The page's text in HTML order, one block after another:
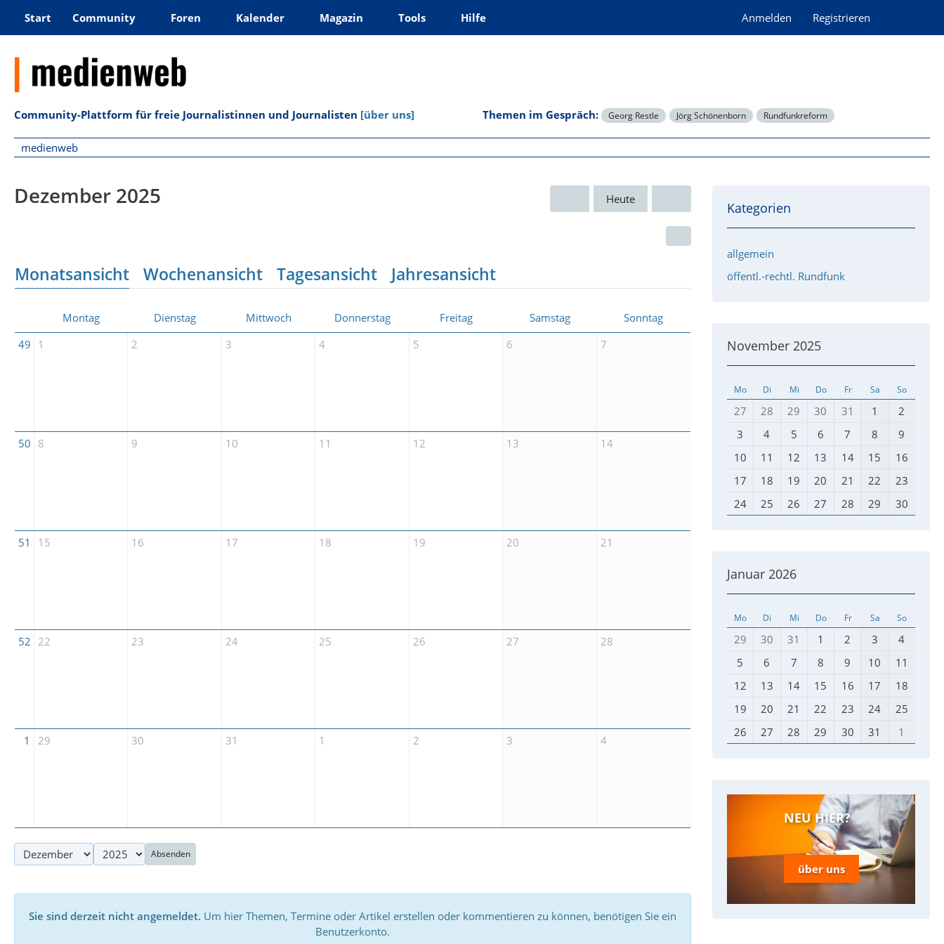
Start Community Foren Kalender Magazin Tools Hilfe Anmelden Registrieren
Community-Plattform für freie Journalistinnen und Journalisten [über uns] Themen im Gespräch: Georg Restle Jörg Schönenborn Rundfunkreform
medienweb
Dezember 2025 Heute
Monatsansicht Wochenansicht Tagesansicht Jahresansicht
Montag Dienstag Mittwoch Donnerstag Freitag Samstag
Sonntag
49 1 2 3 4 5 6 7
50 8 9 10 11 12 13 14
51 15 16 17 18 19 20 21
52 22 23 24 25 26 27 28
1 29 30 31 1 2 3 4
Absenden
Sie sind derzeit nicht angemeldet. Um hier Themen, Termine oder Artikel erstellen oder kommentieren zu können, benötigen Sie ein
Benutzerkonto.
Kategorien
allgemein
öffentl.-rechtl. Rundfunk
November 2025
Mo Di Mi Do Fr Sa So
27 28 29 30 31 1
2
3
4 5 6 7 8
9
10
11 12 13 14 15
16
17
18 19 20 21 22
23
24
25 26 27 28 29 30
Januar 2026
Mo Di Mi Do Fr Sa So
29 30 31 1 2 3
4
5
6 7 8 9 10
11
12
13 14 15 16 17
18
19
20 21 22 23 24
25
26
27 28 29 30 31 1
NEU HIER?
über uns